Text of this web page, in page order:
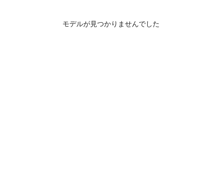
モデルが見つかりませんでした